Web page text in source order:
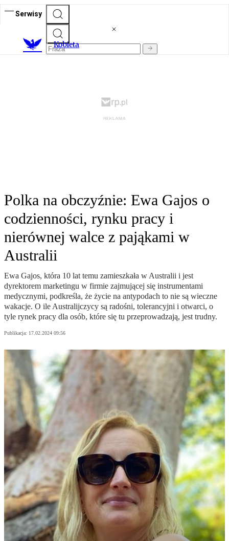
Serwisy
Kobieta
Polka na obczyźnie: Ewa Gajos o
codzienności, rynku pracy i
nierównej walce z pająkami w
Australii
Ewa Gajos, która 10 lat temu zamieszkała w Australii i jest
dyrektorem marketingu w firmie zajmującej się instrumentami
medycznymi, podkreśla, że życie na antypodach to nie są wieczne
wakacje. O ile Australijczycy są radośni, tolerancyjni i otwarci, o
tyle rynek pracy dla osób, które się tu przeprowadzają, jest trudny.
Publikacja: 17.02.2024 09:56